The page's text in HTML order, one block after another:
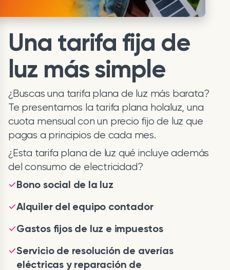
Una tarifa fija de
luz más simple
¿Buscas una tarifa plana de luz más barata?
Te presentamos la tarifa plana holaluz, una
cuota mensual con un precio fijo de luz que
pagas a principios de cada mes.
¿Esta tarifa plana de luz qué incluye además
del consumo de electricidad?
Bono social de la luz
Alquiler del equipo contador
Gastos fijos de luz e impuestos
Servicio de resolución de averías
eléctricas y reparación de